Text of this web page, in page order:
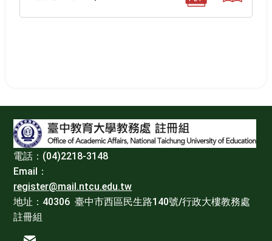
電話：(04)2218-3148
Email：
register@mail.ntcu.edu.tw
地址：40306 臺中市西區民生路140號/行政大樓教務處
註冊組